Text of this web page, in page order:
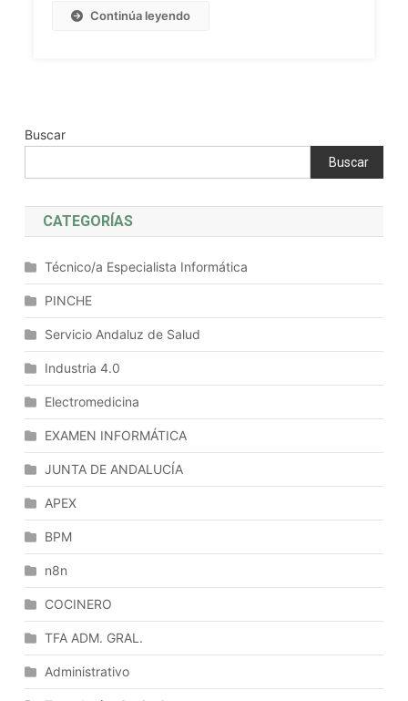
La
La
Los
Actos
Administrativos.
Revisión
Administración:
Actos
A
La
Resolución
Los
Administrativos.
Régimen
Jurídico
De
Recursos
Las
Al
Continúa leyendo
Buscar
Buscar
CATEGORÍAS
Técnico/a Especialista Informática
PINCHE
Servicio Andaluz de Salud
Industria 4.0
Electromedicina
EXAMEN INFORMÁTICA
JUNTA DE ANDALUCÍA
APEX
BPM
n8n
COCINERO
TFA ADM. GRAL.
Administrativo